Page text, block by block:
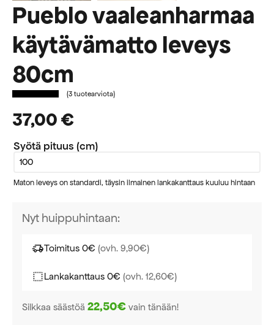
Pueblo vaaleanharmaa
käytävämatto leveys
80cm
(3tuotearviota)
37,00€
Syötä pituus (cm)
Maton leveys on standardi, täysin ilmainen lankakanttaus kuuluu hintaan
Nyt huippuhintaan:
Toimitus 0€ (ovh. 9,90€)
Lankakanttaus 0€ (ovh. 12,60€)
Silkkaa säästöä 22,50€ vain tänään!